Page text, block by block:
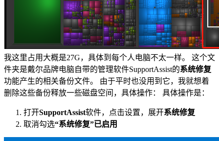
我这里占用大概是27G，具体到每个人电脑不太一样。 这个文
件夹是戴尔品牌电脑自带的管理软件SupportAssist的系统修复
功能产生的相关备份文件。 由于平时也没用到它，我就想着
删除这些备份释放一些磁盘空间，具体操作： 具体操作是：
打开SupportAssist软件，点击设置，展开系统修复
取消勾选“系统修复”已启用